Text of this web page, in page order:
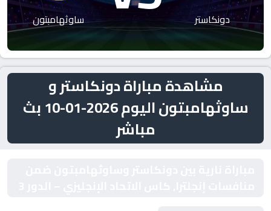
دونكاستر ساوثهامبتون
مشاهدة مباراة دونكاستر و
ساوثهامبتون اليوم 2026-01-10 بث
مباشر